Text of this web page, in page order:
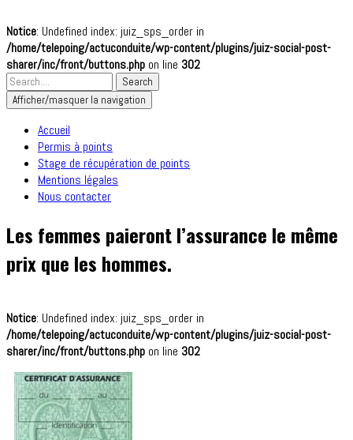
Notice: Undefined index: juiz_sps_order in
/home/telepoing/actuconduite/wp-content/plugins/juiz-social-post-
sharer/inc/front/buttons.php on line 302
Afficher/masquer la navigation
Accueil
Permis à points
Stage de récupération de points
Mentions légales
Nous contacter
Les femmes paieront l’assurance le même
prix que les hommes.
Notice: Undefined index: juiz_sps_order in
/home/telepoing/actuconduite/wp-content/plugins/juiz-social-post-
sharer/inc/front/buttons.php on line 302